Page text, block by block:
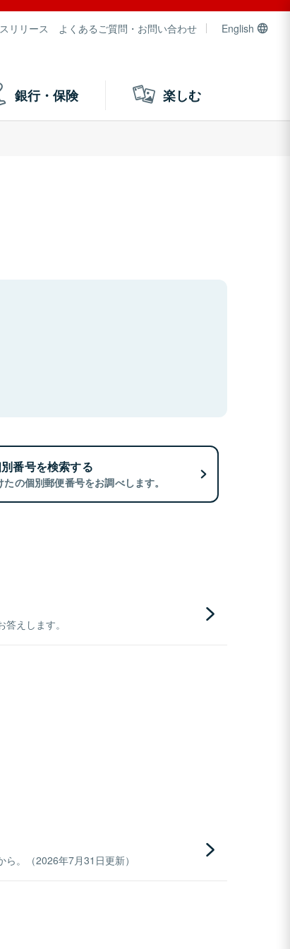
リリース よくあるご質問・お問い合わせ English
銀行・保険 楽しむ
番号を検索する
の個別郵便番号をお調べします。
えします。
。（2026年7月31日更新）